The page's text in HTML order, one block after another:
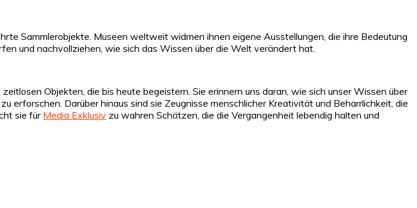
Sammlerobjekte. Museen weltweit widmen ihnen eigene Ausstellungen, die ihre Bedeutung
und nachvollziehen, wie sich das Wissen über die Welt verändert hat.
Objekten, die bis heute begeistern. Sie erinnern uns daran, wie sich unser Wissen über
Darüber hinaus sind sie Zeugnisse menschlicher Kreativität und Beharrlichkeit, die
sie für Media Exklusiv zu wahren Schätzen, die die Vergangenheit lebendig halten und